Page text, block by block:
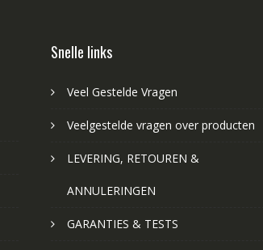
Snelle links
Veel Gestelde Vragen
Veelgestelde vragen over producten
LEVERING, RETOUREN &
ANNULERINGEN
GARANTIES & TESTS